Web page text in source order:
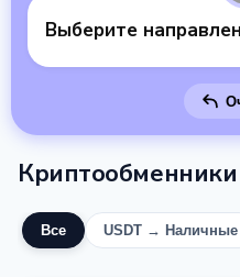
Выберите
Все USDT → Наличные